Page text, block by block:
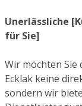
Unerlässliche
für Sie]
Wir möchten Sie
Ecklak keine
sondern wir